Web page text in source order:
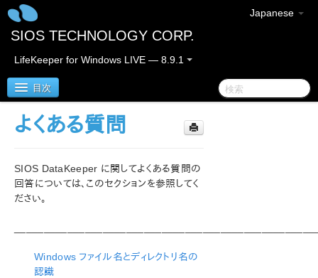
Japanese
SIOS TECHNOLOGY CORP.
LifeKeeper for Windows LIVE — 8.9.1
目次
LifeKeeper for Windows
LifeKeeper for Windows リリースノート
クラウド環境における LifeKeeper for Windows の利用
よくある質問
SIOS DataKeeper に関してよくある質問の
回答については、このセクションを参照してく
ださい。
Windows ファイル名とディレクトリ名の
認識